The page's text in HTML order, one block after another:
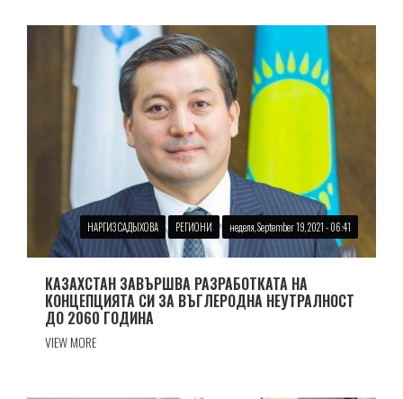
НАРГИЗ САДЫХОВА РЕГИОНИ неделя, September 19, 2021 - 06:41
КАЗАХСТАН ЗАВЪРШВА РАЗРАБОТКАТА НА
КОНЦЕПЦИЯТА СИ ЗА ВЪГЛЕРОДНА НЕУТРАЛНОСТ
ДО 2060 ГОДИНА
VIEW MORE